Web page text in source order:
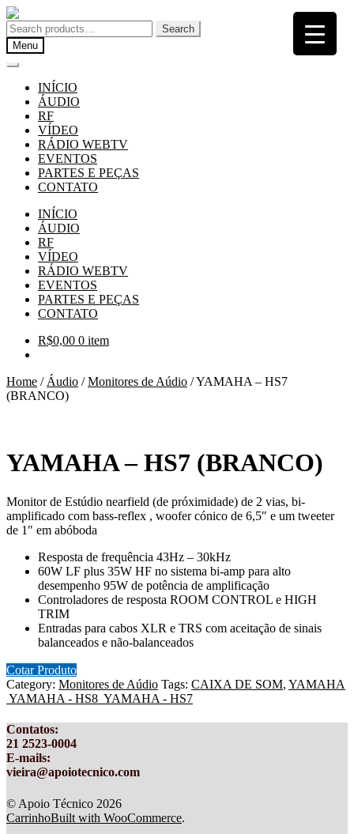
Pular
para
navegação
Pular
para
o
conteúdo
Search
for:
Search
Menu
INÍCIO
ÁUDIO
RF
VÍDEO
RÁDIO WEBTV
EVENTOS
PARTES E PEÇAS
CONTATO
INÍCIO
ÁUDIO
RF
VÍDEO
RÁDIO WEBTV
EVENTOS
PARTES E PEÇAS
CONTATO
R$0,00 0 item
Home / Áudio /Monitores de Aúdio /YAMAHA – HS7
(BRANCO)
YAMAHA – HS7 (BRANCO)
Monitor de Estúdio nearfield (de próximidade) de 2 vias, bi-
amplificado com bass-reflex , woofer cónico de 6,5″ e um tweeter
de 1″ em abóboda
Resposta de frequência 43Hz – 30kHz
60W LF plus 35W HF no sistema bi-amp para alto
desempenho 95W de potência de amplificação
Controladores de resposta ROOM CONTROL e HIGH
TRIM
Entradas para cabos XLR e TRS com aceitação de sinais
balanceados e não-balanceados
Cotar Produto
Category: Monitores de Aúdio Tags: CAIXA DE SOM, YAMAHA
YAMAHA - HS8 YAMAHA - HS7
Contatos:
21 2523-0004
E-mails:
vieira@apoiotecnico.com
© Apoio Técnico 2026
CarrinhoBuilt with WooCommerce.